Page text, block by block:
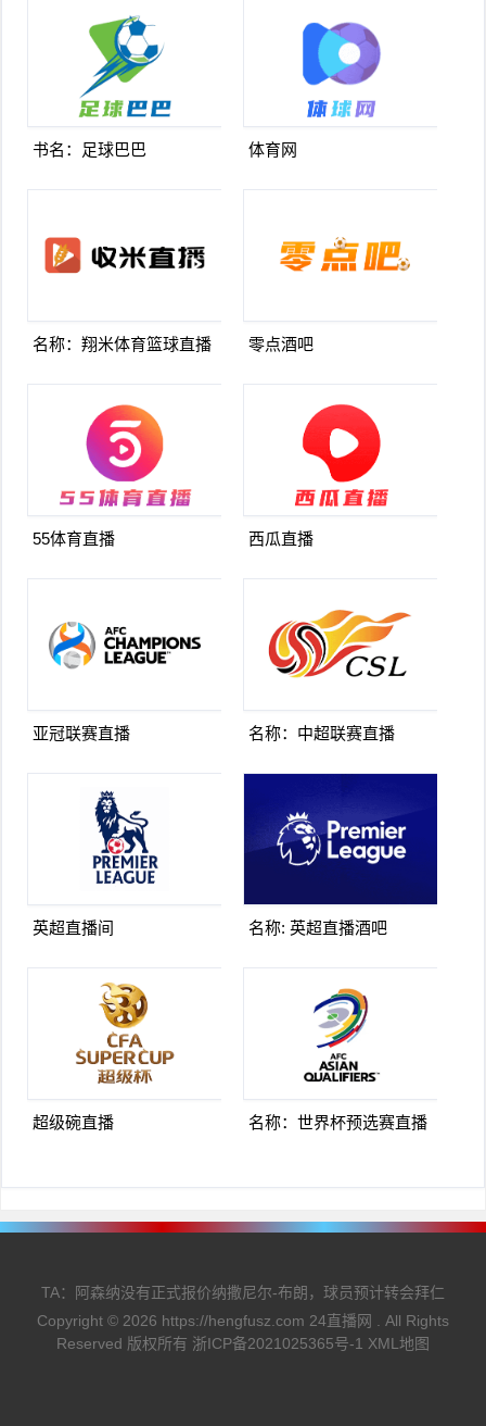
书名：足球巴巴 体育网
名称：翔米体育篮球直播 零点酒吧
55体育直播 西瓜直播
亚冠联赛直播 名称：中超联赛直播
英超直播间 名称: 英超直播酒吧
超级碗直播 名称：世界杯预选赛直播
TA：阿森纳没有正式报价纳撒尼尔-布朗，球员预计转会拜仁
Copyright © 2026 https://hengfusz.com 24直播网
. All Rights
Reserved 版权所有 浙ICP备2021025365号-1 XML地图